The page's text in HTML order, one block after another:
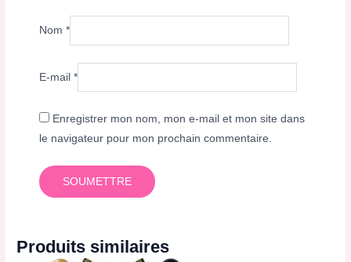
Nom*
E-mail*
Enregistrer mon nom, mon e-mail et mon site dans
le navigateur pour mon prochain commentaire.
Produits similaires